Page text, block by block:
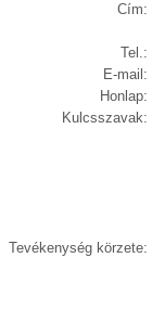
Cím:
Tel.:
E-mail:
Honlap:
Kulcsszavak:
Tevékenység körzete: